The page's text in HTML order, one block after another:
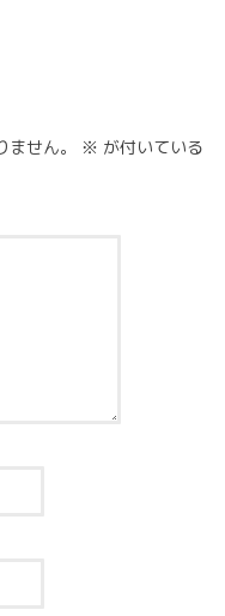
せん。 ※ が付いている